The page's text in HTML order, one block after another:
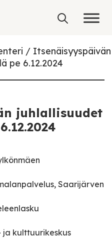
Itsenäisyyspäivän
pe 6.12.2024
juhlallisuudet
Saarijärven
ja kulttuurikeskus